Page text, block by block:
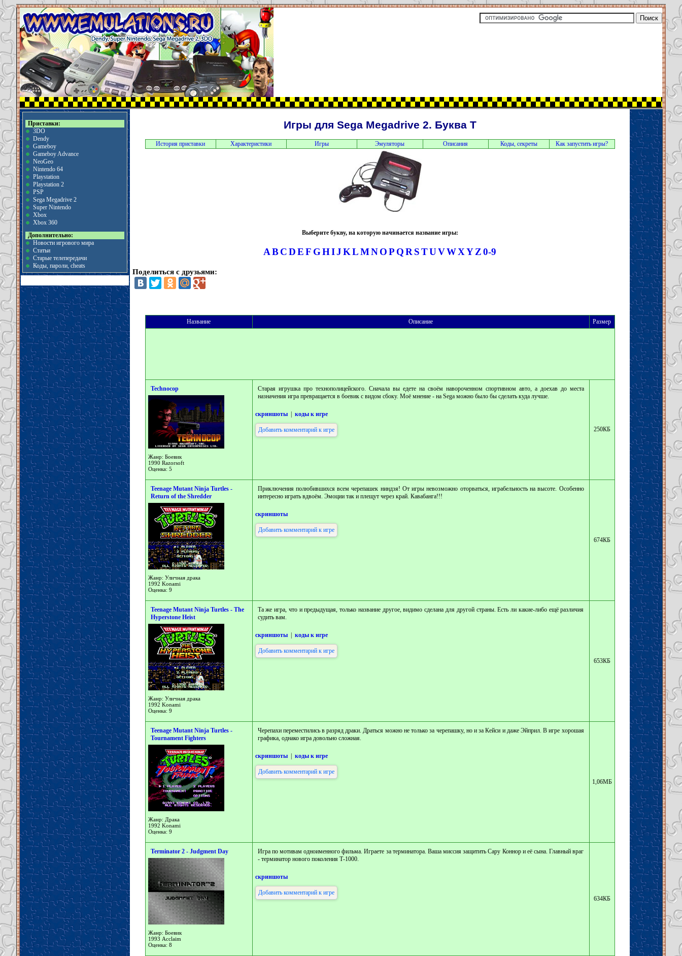
Приставки:
3DO
Dendy
Gameboy
Gameboy Advance
NeoGeo
Nintendo 64
Playstation
Playstation 2
PSP
Sega Megadrive 2
Super Nintendo
Xbox
Xbox 360
Дополнительно:
Новости игрового мира
Статьи
Старые телепередачи
Коды, пароли, cheats
Игры для Sega Megadrive 2. Буква T
История приставки Характеристики Игры Эмуляторы Описания Коды, секреты Как запустить игры?
Выберите букву, на которую начинается название игры:
ABCDEF GHIJKLMNOP QR STUVWXYZ0-9
Поделиться с друзьями:
Название Описание Размер
Technocop
Жанр: Боевик
1990 Razorsoft
Оценка: 5
Старая игрушка про технополицейского. Сначала вы едете на своём навороченном спортивном авто, а доехав до места
назначения игра превращается в боевик с видом сбоку. Моё мнение - на Sega можно было бы сделать куда лучше.
скриншоты| коды к игре
Добавить комментарий к игре 250КБ
Teenage Mutant Ninja Turtles -
Return of the Shredder
Жанр: Уличная драка
1992 Konami
Оценка: 9
Приключения полюбившихся всем черепашек ниндзя! От игры невозможно оторваться, играбельность на высоте. Особенно
интересно играть вдвоём. Эмоции так и плещут через край. Кавабанга!!!
скриншоты
Добавить комментарий к игре
674КБ
Teenage Mutant Ninja Turtles - The
Hyperstone Heist
Жанр: Уличная драка
1992 Konami
Оценка: 9
Та же игра, что и предыдущая, только название другое, видимо сделана для другой страны. Есть ли какие-либо ещё различия
судить вам.
скриншоты| коды к игре
Добавить комментарий к игре
653КБ
Teenage Mutant Ninja Turtles -
Tournament Fighters
Жанр: Драка
1992 Konami
Оценка: 9
Черепахи переместились в разряд драки. Драться можно не только за черепашку, но и за Кейси и даже Эйприл. В игре хорошая
графика, однако игра довольно сложная.
скриншоты| коды к игре
Добавить комментарий к игре
1,06МБ
Terminator 2 - Judgment Day
Жанр: Боевик
1993 Acclaim
Оценка: 8
Игра по мотивам одноименного фильма. Играете за терминатора. Ваша миссия защитить Сару Коннор и её сына. Главный враг
- терминатор нового поколения Т-1000.
скриншоты
Добавить комментарий к игре
634КБ